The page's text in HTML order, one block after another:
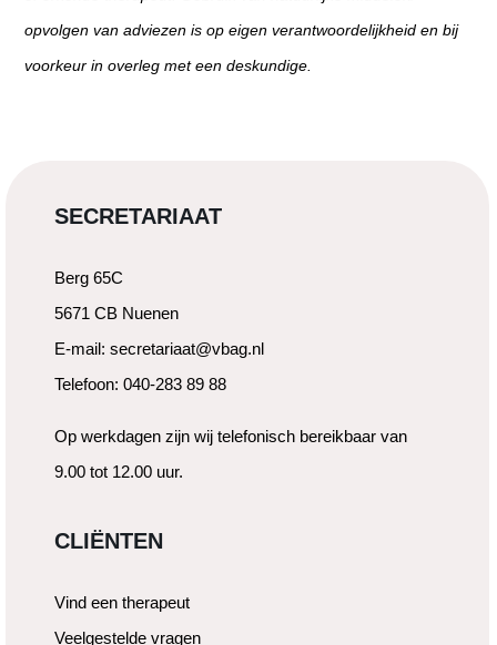
opvolgen van adviezen is op eigen verantwoordelijkheid en bij
voorkeur in overleg met een deskundige.
SECRETARIAAT
Berg 65C
5671 CB Nuenen
E-mail: secretariaat@vbag.nl
Telefoon: 040-283 89 88
Op werkdagen zijn wij telefonisch bereikbaar van
9.00 tot 12.00 uur.
CLIËNTEN
Vind een therapeut
Veelgestelde vragen